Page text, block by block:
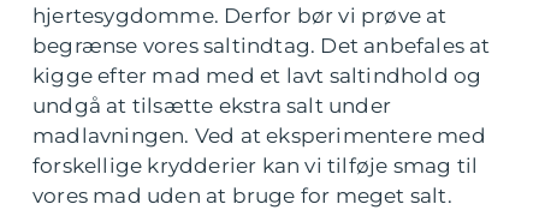
hjertesygdomme. Derfor bør vi prøve at
begrænse vores saltindtag. Det anbefales at
kigge efter mad med et lavt saltindhold og
undgå at tilsætte ekstra salt under
madlavningen. Ved at eksperimentere med
forskellige krydderier kan vi tilføje smag til
vores mad uden at bruge for meget salt.